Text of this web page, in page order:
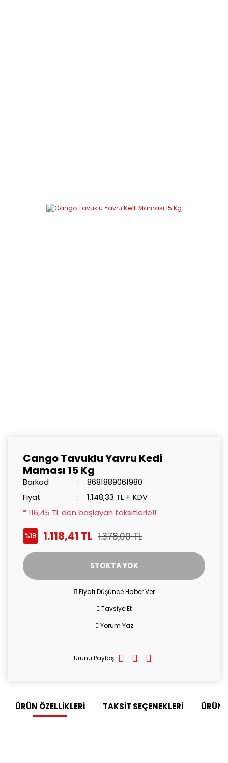
Cango Tavuklu Yavru Kedi
Maması 15 Kg
Barkod
8681889061980
Fiyat
1.148,33 TL + KDV
* 116,45 TL den başlayan taksitlerle!!
%19 1.118,41 TL 1.378,00 TL
STOKTA YOK
Fiyatı Düşünce Haber Ver
Tavsiye Et
Yorum Yaz
Ürünü Paylaş:
ÜRÜN ÖZELLİKLERİ TAKSİT SEÇENEKLERİ ÜRÜN